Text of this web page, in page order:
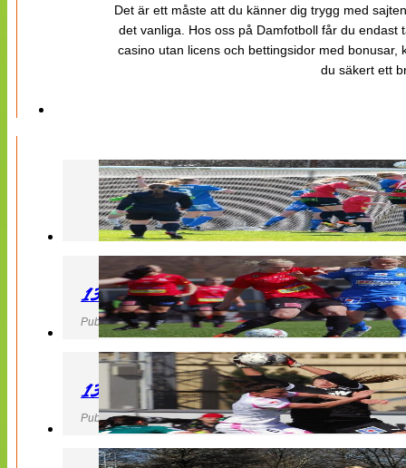
Det är ett måste att du känner dig trygg med
det vanliga. Hos oss på Damfotboll får du
casino utan licens och bettingsidor med
du säkert ett
130427 LB 07 – QBIK
Publicerad 27 April 2013, 22:40
130427 IF Limhamn Bunkeflo – QBIK
Publicerad 27 April 2013, 21:10